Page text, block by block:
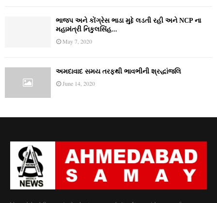
ભાજપ અને કોંગ્રેસ ભાડા મુદ્દે લડતી રહી અને NCP ના
મહામંત્રી નિકુલસિંહ...
May 7, 2020
અમદાવાદ સમય તરફથી ભાવભીની શ્રદ્ધાંજલિ
June 14, 2020